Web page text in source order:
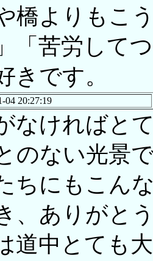
橋よりもこ
「苦労して
きです。
04 20:27:19
なければと
のない光景
ちにもこん
、ありがと
道中とても